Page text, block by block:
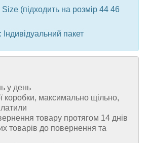
Size (підходить на розмір 44 46
пакет
у день
коробки, максимально щільно,
товару протягом 14 днів
товарів до повернення та